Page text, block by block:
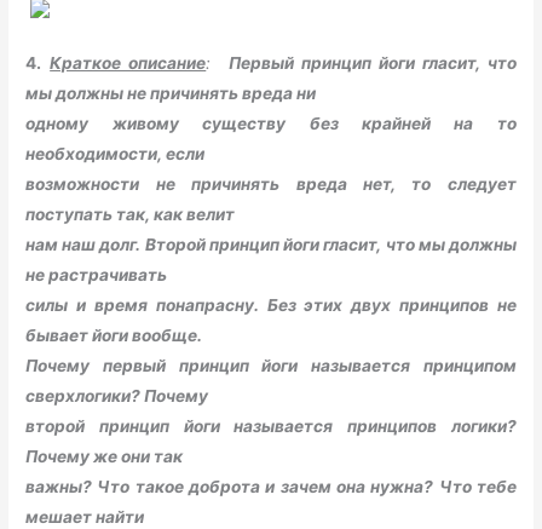
4. Краткое описание: Первый принцип йоги гласит, что
мы должны не причинять вреда ни
одному живому существу без крайней на то
необходимости, если
возможности не причинять вреда нет, то следует
поступать так, как велит
нам наш долг. Второй принцип йоги гласит, что мы должны
не растрачивать
силы и время понапрасну. Без этих двух принципов не
бывает йоги вообще.
Почему первый принцип йоги называется принципом
сверхлогики? Почему
второй принцип йоги называется принципов логики?
Почему же они так
важны? Что такое доброта и зачем она нужна? Что тебе
мешает найти